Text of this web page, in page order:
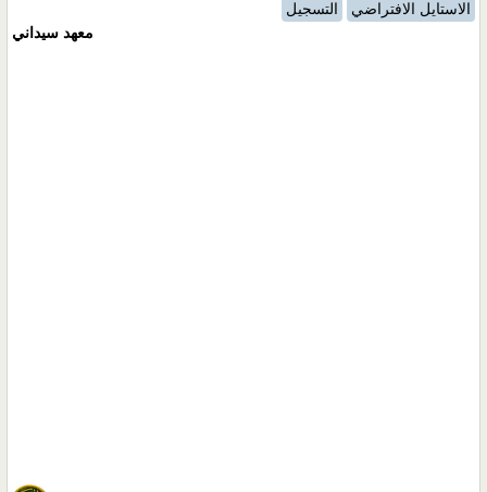
الاستايل الافتراضي
التسجيل
معهد سيداني